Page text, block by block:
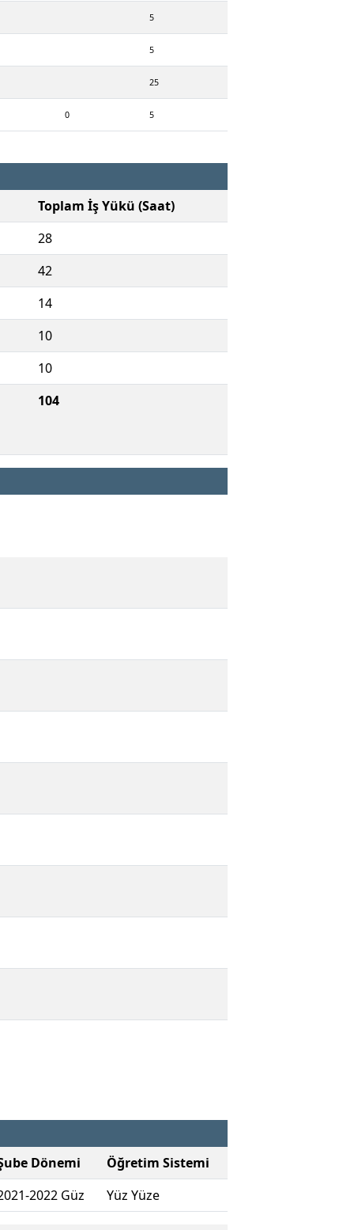
5
5
25
0 5
Toplam İş Yükü (Saat)
28
42
14
10
10
104
Dönemi
Öğretim Sistemi
2022 Güz Yüz Yüze